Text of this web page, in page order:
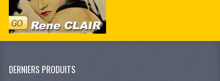
DERNIERS PRODUITS